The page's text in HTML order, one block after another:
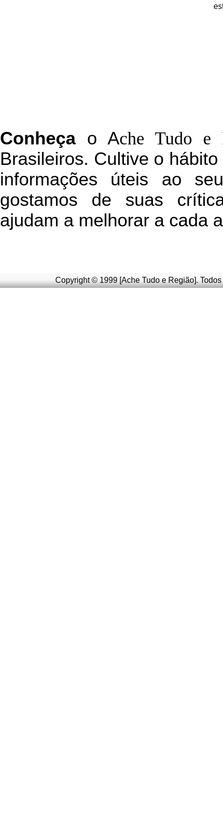
Conheçao Ache Tudo e
Brasileiros. Cultive o
informações úteis ao
gostamos de suas
ajudam a melhorar a cada
Copyright © 1999 [Ache Tudo e Região].